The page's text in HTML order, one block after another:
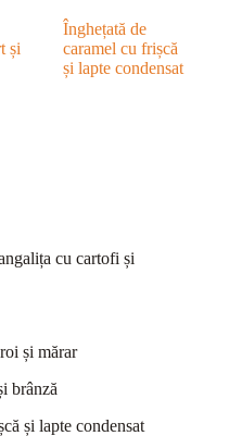
și
Înghețată de
caramel cu frișcă
și lapte condensat
cu cartofi și
și mărar
brânză
și lapte condensat